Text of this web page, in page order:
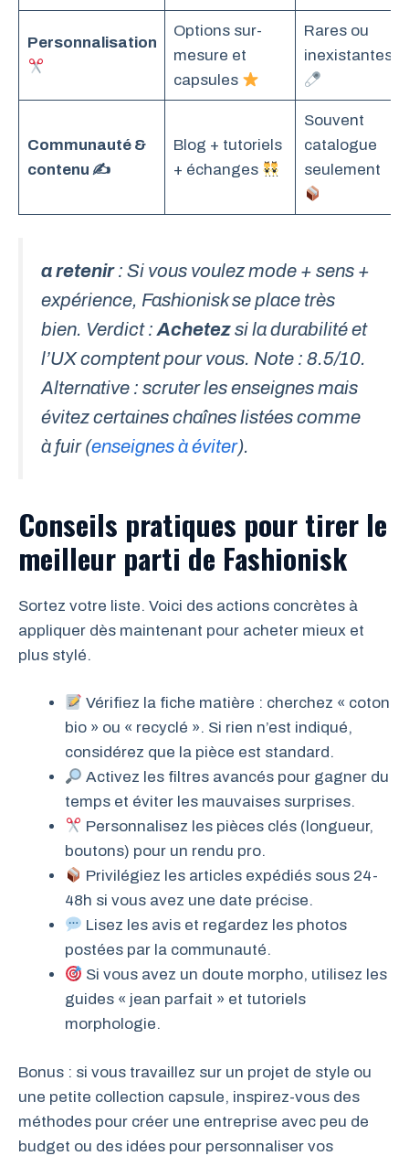
Personnalisation
Options sur-
mesure et
capsules
Rares ou
inexistantes
Communauté &
contenu ✍️
Blog + tutoriels
+ échanges
Souvent
catalogue
seulement
a retenir: Si vous voulez mode + sens +
expérience, Fashionisk se place très
bien. Verdict : Achetezsi la durabilité et
l’UX comptent pour vous. Note : 8.5/10.
Alternative : scruter les enseignes mais
évitez certaines chaînes listées comme
à fuir (enseignes à éviter).
Conseils pratiques pour tirer le
meilleur parti de Fashionisk
Sortez votre liste. Voici des actions concrètes à
appliquer dès maintenant pour acheter mieux et
plus stylé.
Vérifiez la fiche matière : cherchez « coton
bio » ou « recyclé ». Si rien n’est indiqué,
considérez que la pièce est standard.
Activez les filtres avancés pour gagner du
temps et éviter les mauvaises surprises.
Personnalisez les pièces clés (longueur,
boutons) pour un rendu pro.
Privilégiez les articles expédiés sous 24-
48h si vous avez une date précise.
Lisez les avis et regardez les photos
postées par la communauté.
Si vous avez un doute morpho, utilisez les
guides « jean parfait » et tutoriels
morphologie.
Bonus : si vous travaillez sur un projet de style ou
une petite collection capsule, inspirez-vous des
méthodes pour créer une entreprise avec peu de
budget ou des idées pour personnaliser vos